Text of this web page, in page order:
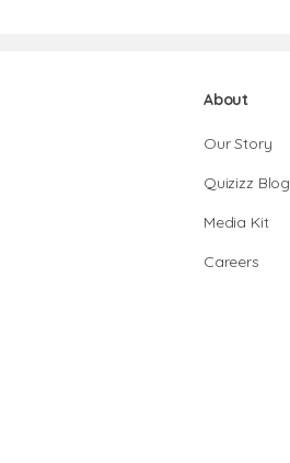
About
Our Story
Quizizz Blog
Media Kit
Careers